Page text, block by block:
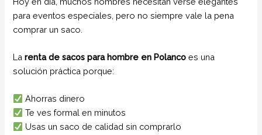
para eventos especiales, pero no siempre vale la pena
comprar un saco.
Larenta de sacos para hombre en Polancoes una
solución práctica porque:
Ahorras dinero
Te ves formal en minutos
Usas un saco de calidad sin comprarlo